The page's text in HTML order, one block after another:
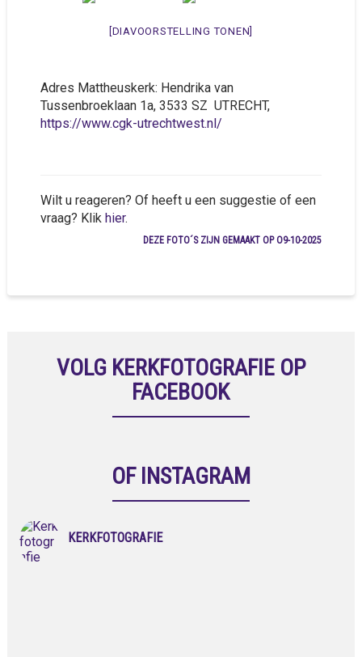
[DIAVOORSTELLING TONEN]
Adres Mattheuskerk: Hendrika van
Tussenbroeklaan 1a, 3533 SZ UTRECHT,
https://www.cgk-utrechtwest.nl/
Wilt u reageren? Of heeft u een suggestie of een
vraag? Klik hier.
DEZE FOTO´S ZIJN GEMAAKT OP O9-10-2025
VOLG KERKFOTOGRAFIE OP
FACEBOOK
OF INSTAGRAM
KERKFOTOGRAFIE